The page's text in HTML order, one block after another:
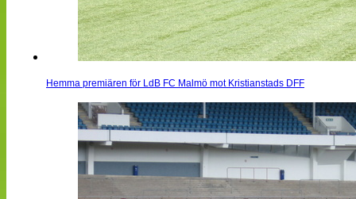
Hemma premiären för LdB FC Malmö mot Kristianstads DFF